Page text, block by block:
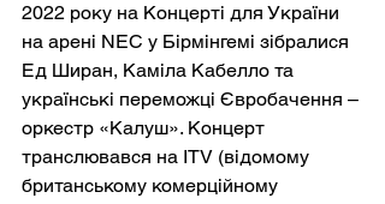
2022 року на Концерті для України
на арені NEC у Бірмінгемі зібралися
Ед Ширан, Каміла Кабелло та
українські переможці Євробачення –
оркестр «Калуш». Концерт
транслювався на ITV (відомому
британському комерційному